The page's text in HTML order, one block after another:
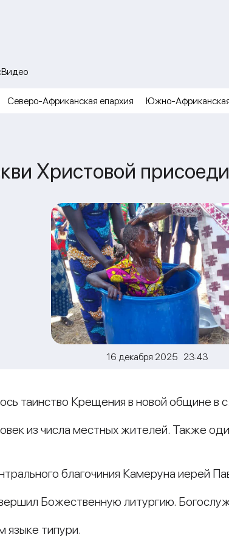
Видео
Северо-Африканская епархия Южно-
Христовой
16 декабря 2025 23:43
таинство Крещения в новой общине в
из числа местных жителей. Также
благочиния Камеруна иерей
Божественную литургию.
языке типури.